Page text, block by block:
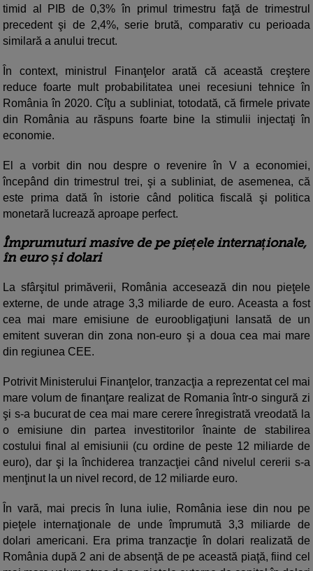
timid al PIB de 0,3% în primul trimestru faţă de trimestrul
precedent şi de 2,4%, serie brută, comparativ cu perioada
similară a anului trecut.
În context, ministrul Finanţelor arată că această creştere
reduce foarte mult probabilitatea unei recesiuni tehnice în
România în 2020. Cîţu a subliniat, totodată, că firmele private
din România au răspuns foarte bine la stimulii injectaţi în
economie.
El a vorbit din nou despre o revenire în V a economiei,
începând din trimestrul trei, şi a subliniat, de asemenea, că
este prima dată în istorie când politica fiscală şi politica
monetară lucrează aproape perfect.
Împrumuturi masive de pe piețele internaționale,
în euro și dolari
La sfârşitul primăverii, România accesează din nou pieţele
externe, de unde atrage 3,3 miliarde de euro. Aceasta a fost
cea mai mare emisiune de euroobligaţiuni lansată de un
emitent suveran din zona non-euro şi a doua cea mai mare
din regiunea CEE.
Potrivit Ministerului Finanţelor, tranzacţia a reprezentat cel mai
mare volum de finanţare realizat de Romania într-o singură zi
şi s-a bucurat de cea mai mare cerere înregistrată vreodată la
o emisiune din partea investitorilor înainte de stabilirea
costului final al emisiunii (cu ordine de peste 12 miliarde de
euro), dar şi la închiderea tranzacţiei când nivelul cererii s-a
menţinut la un nivel record, de 12 miliarde euro.
În vară, mai precis în luna iulie, România iese din nou pe
pieţele internaţionale de unde împrumută 3,3 miliarde de
dolari americani. Era prima tranzacţie în dolari realizată de
România după 2 ani de absenţă de pe această piaţă, fiind cel